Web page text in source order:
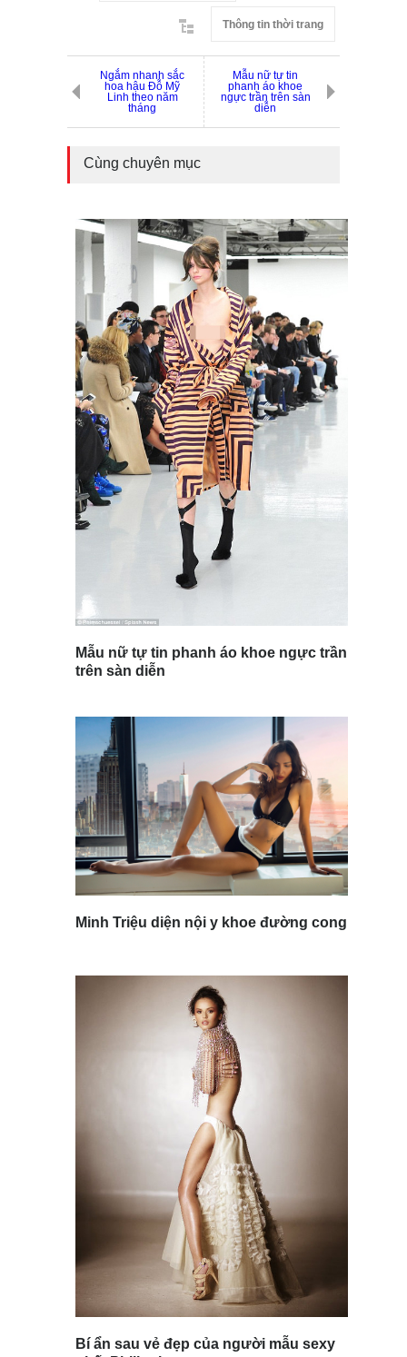
Thông tin thời trang
Ngắm nhanh sắc
hoa hậu Đỗ Mỹ
Linh theo năm
tháng
Mẫu nữ tự tin
phanh áo khoe
ngực trần trên sàn
diễn
Cùng chuyên mục
Mẫu nữ tự tin phanh áo khoe ngực trần
trên sàn diễn
Minh Triệu diện nội y khoe đường cong
Bí ẩn sau vẻ đẹp của người mẫu sexy